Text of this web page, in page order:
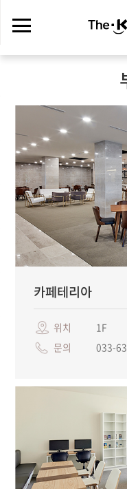
카페테리아
위치
1F
문의
033-